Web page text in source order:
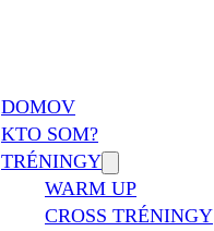
DOMOV
KTO SOM?
TRÉNINGY
WARM UP
CROSS TRÉNINGY